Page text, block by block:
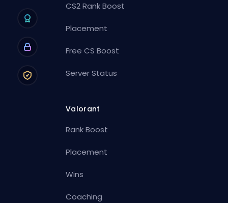
CS2 Rank Boost
Placement
Free CS Boost
Server Status
Valorant
Rank Boost
Placement
Wins
Coaching